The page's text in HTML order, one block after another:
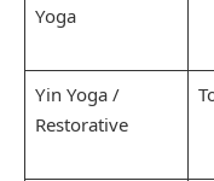
Yoga
Yin Yoga /
Restorative